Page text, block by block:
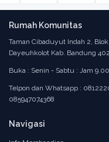
Rumah Komunitas
Taman Cibaduyut Indah 2,
Dayeuhkolot Kab. Bandung
Buka : Senin - Sabtu : Jam
Telpon dan Whatsapp :
085947074368
Navigasi